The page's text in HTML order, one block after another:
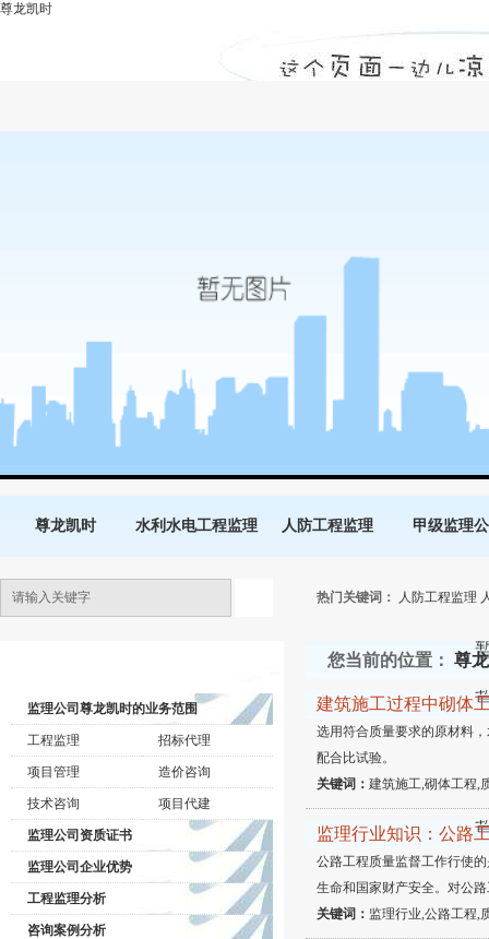
质量通病-尊龙凯时
尊龙凯时
尊龙凯时 水利水电工程监理 人防工程监理 甲级监理
热门关键词： 人防工程监理
监理公司尊龙凯时的业务范围
工程监理 招标代理
项目管理 造价咨询
技术咨询 项目代建
监理公司资质证书
监理公司企业优势
工程监理分析
咨询案例分析
您当前的位置： 尊
建筑施工过程中砌体
选用符合质量要求的原材料
配合比试验。
关键词： 建筑施工,砌体工程,
监理行业知识：公路
公路工程质量监督工作行使
生命和国家财产安全。对公
关键词： 监理行业,公路工程,